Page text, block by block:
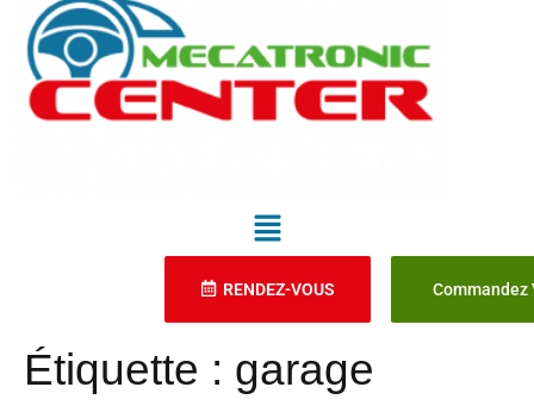
RENDEZ-VOUS Commandez
Étiquette : garage